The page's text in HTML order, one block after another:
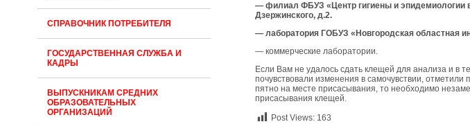
СПРАВОЧНИК ПОТРЕБИТЕЛЯ
ГОСУДАРСТВЕННАЯ СЛУЖБА И
КАДРЫ
ВЫПУСКНИКАМ СРЕДНИХ
ОБРАЗОВАТЕЛЬНЫХ
ОРГАНИЗАЦИЙ
— филиал ФБУЗ «Центр гигиены и эпидемиологии
Дзержинского, д.2.
— лаборатория ГОБУЗ «Новгородская областная
— коммерческие лаборатории.
Если Вам не удалось сдать клещей для анализа и в
почувствовали изменения в самочувствии,
пятно на месте присасывания, то необходимо
присасывания клещей.
Post Views: 163